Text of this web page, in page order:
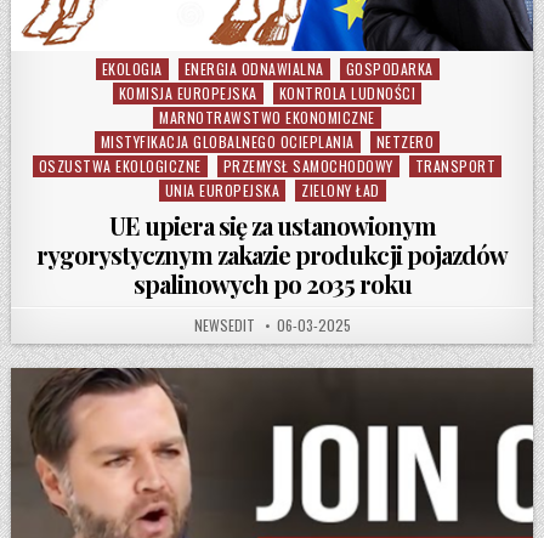
Posted in
EKOLOGIA ENERGIA ODNAWIALNA
GOSPODARKA
KOMISJA EUROPEJSKA
KONTROLA LUDNOŚCI
MARNOTRAWSTWO EKONOMICZNE
MISTYFIKACJA GLOBALNEGO OCIEPLANIA
NETZERO
OSZUSTWA EKOLOGICZNE
PRZEMYSŁ SAMOCHODOWY
TRANSPORT
UNIA EUROPEJSKA
ZIELONY ŁAD
UE upiera się za ustanowionym
rygorystycznym zakazie produkcji pojazdów
spalinowych po 2035 roku
AUTHOR:
NEWSEDIT PUBLISHED DATE:
06-03-2025